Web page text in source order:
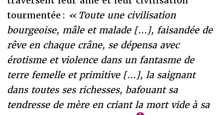
tourmentée : « Toute une civilisation
bourgeoise, mâle et malade [...], faisandée de
rêve en chaque crâne, se dépensa avec
érotisme et violence dans un fantasme de
terre femelle et primitive [...], la saignant
dans toutes ses richesses, bafouant sa
tendresse de mère en criant la mort vide à sa